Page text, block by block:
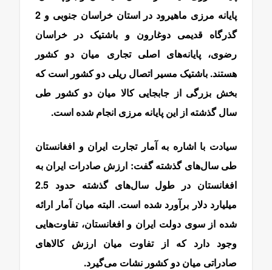
پایانه مرزی ماهیرود در استان خراسان جنوبی و 2
گذرگاه قدیمی دوغارون و باشتیک در خراسان
رضوی، پایانه‌های اصلی تجاری میان دو کشور
هستند. باشتیک مسیر اتصال ریلی دو کشور است که
بخش بزرگی از جابجایی کالا میان دو کشور طی
سال گذشته از این پایانه مرزی انجام شده است.
سیادت با اشاره به آمار تجارت ایران و افغانستان
طی سال‌های گذشته گفت: ارزش صادرات ایران به
افغانستان در طول سال‌های گذشته حدود 2.5
میلیارد دلار برآورد شده است. البته میان آمار ارائه
شده از سوی دولت ایران و افغانستان، تفاوت‌هایی
وجود دارد که از تفاوت میان ارزش کالاهای
صادراتی میان دو کشور نشات می‌گیرد.